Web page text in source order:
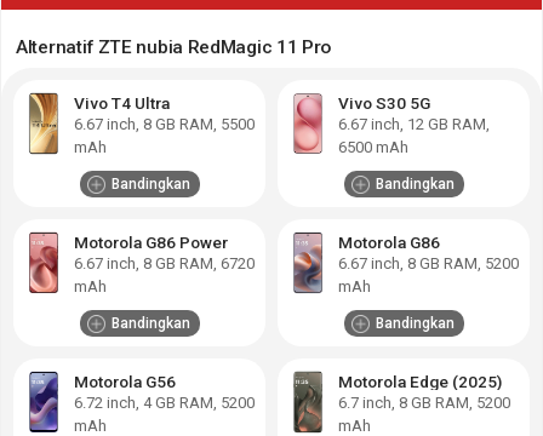
Alternatif ZTE nubia RedMagic 11 Pro
Vivo T4 Ultra
6.67 inch, 8 GB RAM 5500
mAh
Bandingkan
Vivo S30 5G
6.67 inch, 12 GB RAM
6500 mAh
Bandingkan
Motorola G86 Power
6.67 inch, 8 GB RAM 6720
mAh
Bandingkan
Motorola G86
6.67 inch, 8 GB RAM 5200
mAh
Bandingkan
Motorola G56
6.72 inch, 4 GB RAM 5200
mAh
Motorola Edge (2025)
6.7 inch, 8 GB RAM 5200
mAh